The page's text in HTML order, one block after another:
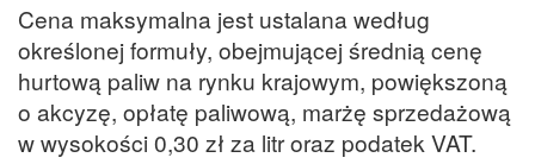
Cena maksymalna jest ustalana według
określonej formuły, obejmującej średnią cenę
hurtową paliw na rynku krajowym, powiększoną
o akcyzę, opłatę paliwową, marżę sprzedażową
w wysokości 0,30 zł za litr oraz podatek VAT.